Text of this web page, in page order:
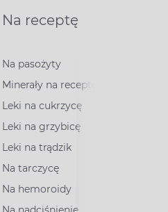
Na receptę
Na pasożyty
Minerały na receptę
Leki na cukrzycę
Leki na grzybicę
Leki na trądzik
Na tarczycę
Na hemoroidy